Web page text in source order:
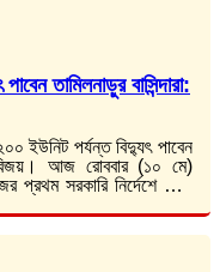
তামিলনাড়ুর বাসিন্দারা:
২০০ ইউনিট পর্যন্ত বিদ্যুৎ পাবেন
বিজয়। আজ রোববার (১০ মে)
প্রথম সরকারি নির্দেশে ২০০